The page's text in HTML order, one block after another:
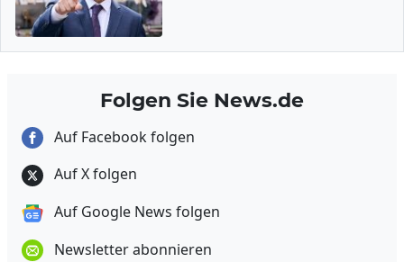
Folgen Sie News.de
Auf Facebook folgen
Auf X folgen
Auf Google News folgen
Newsletter abonnieren